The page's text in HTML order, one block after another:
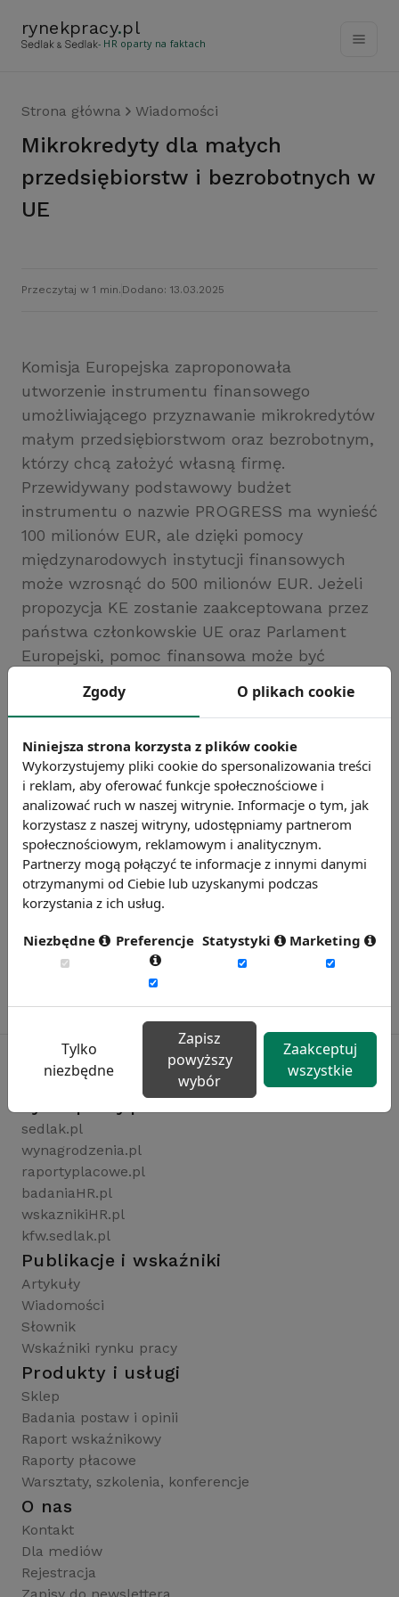
rynekpracy.pl
- HR oparty na faktach
Strona główna Wiadomości
Mikrokredyty dla małych
przedsiębiorstw i bezrobotnych w
UE
Przeczytaj w 1 min. Dodano: 13.03.2025
Komisja Europejska zaproponowała
utworzenie instrumentu finansowego
umożliwiającego przyznawanie mikrokredytów
małym przedsiębiorstwom oraz bezrobotnym,
którzy chcą założyć własną firmę.
Przewidywany podstawowy budżet
instrumentu o nazwie PROGRESS ma wynieść
100 milionów EUR, ale dzięki pomocy
międzynarodowych instytucji finansowych
może wzrosnąć do 500 milionów EUR. Jeżeli
propozycja KE zostanie zaakceptowana przez
państwa członkowskie UE oraz Parlament
Europejski, pomoc finansowa może być
Źródło: Komisja Europejska
Zobacz więcej wiadomości
Rynekpracy.pl
sedlak.pl
wynagrodzenia.pl
raportyplacowe.pl
badaniaHR.pl
wskaznikiHR.pl
kfw.sedlak.pl
Publikacje i wskaźniki
Artykuły
Wiadomości
Słownik
Wskaźniki rynku pracy
Produkty i usługi
Sklep
Badania postaw i opinii
Raport wskaźnikowy
Raporty płacowe
Warsztaty, szkolenia, konferencje
O nas
Kontakt
Dla mediów
Rejestracja
Zgody O plikach cookie
Niniejsza strona korzysta z plików cookie
Wykorzystujemy pliki cookie do spersonalizowania treści
i reklam, aby oferować funkcje społecznościowe i
analizować ruch w naszej witrynie. Informacje o tym, jak
korzystasz z naszej witryny, udostępniamy partnerom
społecznościowym, reklamowym i analitycznym.
Partnerzy mogą połączyć te informacje z innymi danymi
otrzymanymi od Ciebie lub uzyskanymi podczas
korzystania z ich usług.
Niezbędne Preferencje Statystyki Marketing
Tylko
niezbędne
Zapisz
powyższy
wybór
Zaakceptuj
wszystkie